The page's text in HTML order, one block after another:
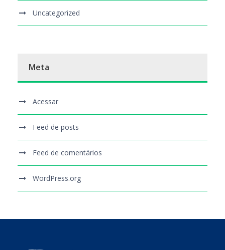
Uncategorized
Meta
Acessar
Feed de posts
Feed de comentários
WordPress.org